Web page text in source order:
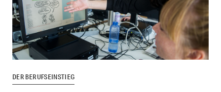
DER BERUFSEINSTIEG